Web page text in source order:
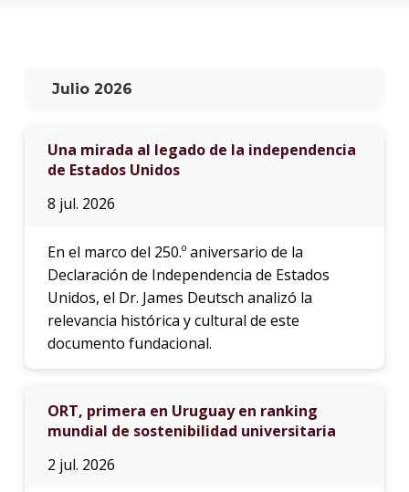
Julio 2026
Una mirada al legado de la independencia
de Estados Unidos
8 jul. 2026
En el marco del 250.º aniversario de la
Declaración de Independencia de Estados
Unidos, el Dr. James Deutsch analizó la
relevancia histórica y cultural de este
documento fundacional.
ORT, primera en Uruguay en ranking
mundial de sostenibilidad universitaria
2 jul. 2026